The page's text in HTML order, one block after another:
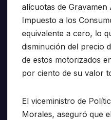
alícuotas de
Impuesto a los
equivalente a cero, lo
disminución del precio
de estos motorizados
por ciento de su valor
El viceministro de
Morales, aseguró que